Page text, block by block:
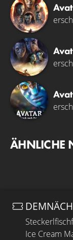
ÄHNLICHE
Ice Cream